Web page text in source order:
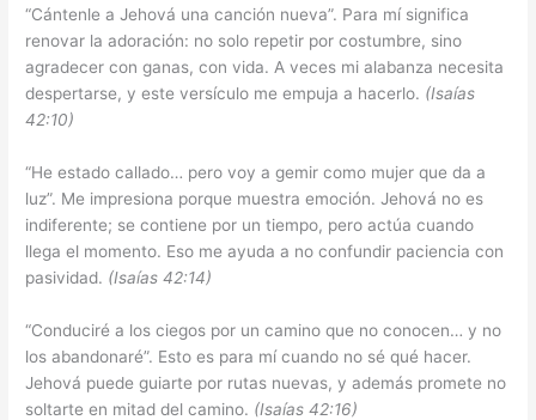
“Cántenle a Jehová una canción nueva”. Para mí significa
renovar la adoración: no solo repetir por costumbre, sino
agradecer con ganas, con vida. A veces mi alabanza necesita
despertarse, y este versículo me empuja a hacerlo. (Isaías
42:10)
“He estado callado… pero voy a gemir como mujer que da a
luz”. Me impresiona porque muestra emoción. Jehová no es
indiferente; se contiene por un tiempo, pero actúa cuando
llega el momento. Eso me ayuda a no confundir paciencia con
pasividad. (Isaías 42:14)
“Conduciré a los ciegos por un camino que no conocen… y no
los abandonaré”. Esto es para mí cuando no sé qué hacer.
Jehová puede guiarte por rutas nuevas, y además promete no
soltarte en mitad del camino. (Isaías 42:16)